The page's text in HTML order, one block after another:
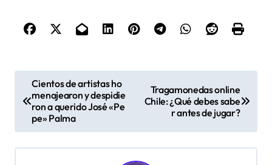
Cientos de artistas ho
menajearon y despidie
ron a querido José «Pe
pe» Palma
Tragamonedas online
Chile: ¿Qué debes sabe
r antes de jugar?